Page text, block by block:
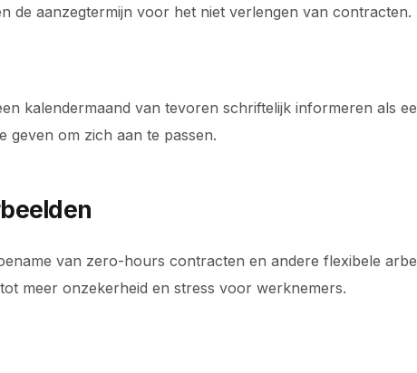
de aanzegtermijn voor het niet verlengen van contracten.
kalendermaand van tevoren schriftelijk informeren als
geven om zich aan te passen.
van zero-hours contracten en andere flexibele
meer onzekerheid en stress voor werknemers.